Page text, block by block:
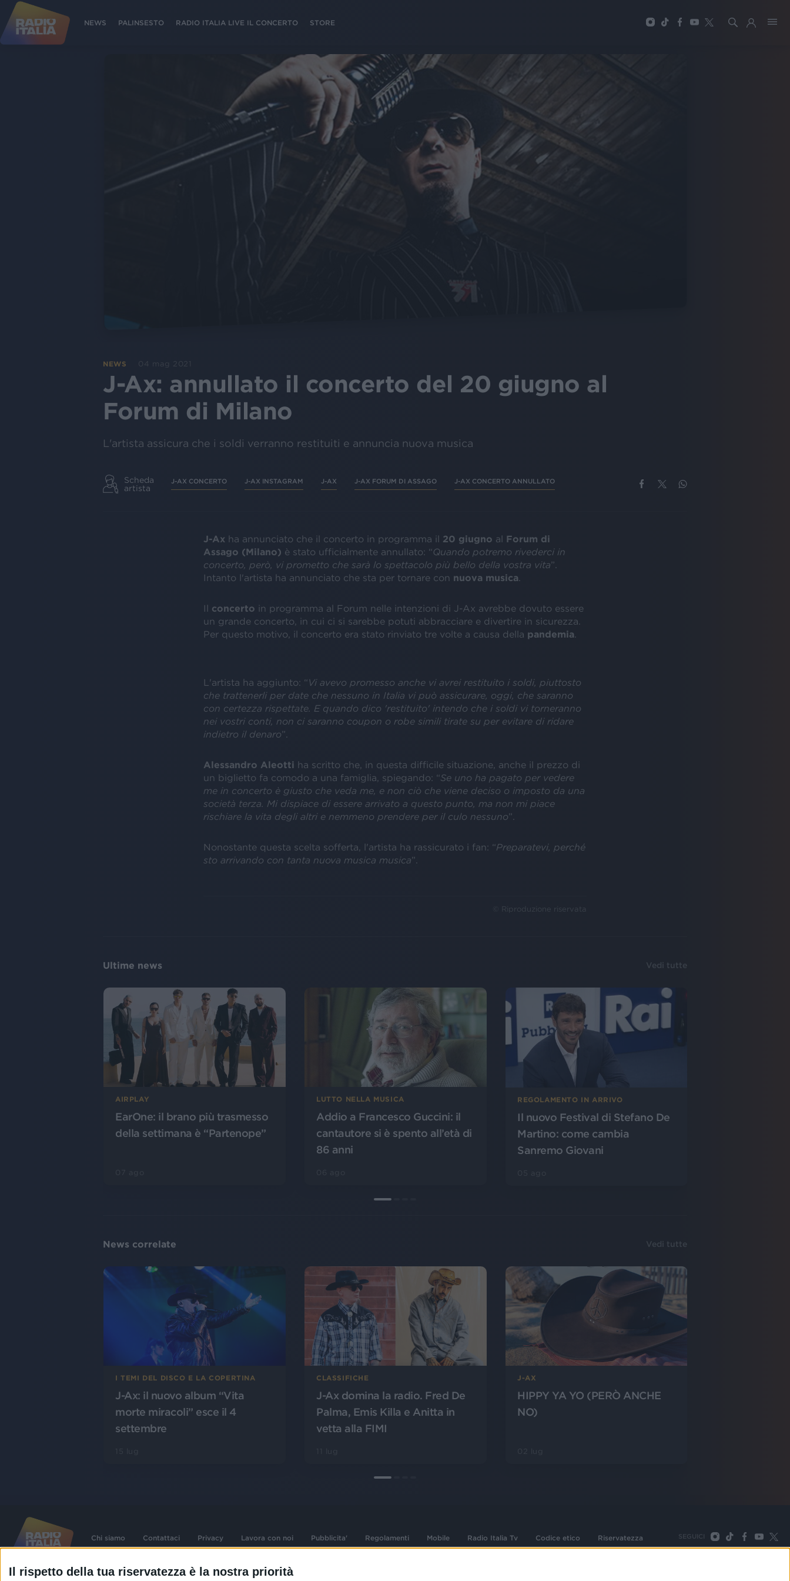
Il rispetto della tua riservatezza è la nostra priorità
NEWS PALINSESTO RADIO ITALIA LIVE IL CONCERTO STORE
NEWS 04 mag 2021
J-Ax: annullato il concerto del 20 giugno al
Forum di Milano
L'artista assicura che i soldi verranno restituiti e annuncia nuova musica
Scheda
artista
J-AX CONCERTO J-AX INSTAGRAM J-AX J-AX FORUM DI ASSAGO J-AX CONCERTO ANNULLATO
J-Ax ha annunciato che il concerto in programma il 20 giugno al Forum di
Assago (Milano) è stato ufficialmente annullato: “Quando potremo rivederci in
concerto, però, vi prometto che sarà lo spettacolo più bello della vostra vita”.
Intanto l'artista ha annunciato che sta per tornare con nuova musica
Il concerto in programma al Forum nelle intenzioni di J-Ax avrebbe dovuto essere
un grande concerto, in cui ci si sarebbe potuti abbracciare e divertire in sicurezza.
Per questo motivo, il concerto era stato rinviato tre volte a causa della pandemia
L'artista ha aggiunto: “Vi avevo promesso anche vi avrei restituito i soldi, piuttosto
che trattenerli per date che nessuno in Italia vi può assicurare, oggi, che saranno
con certezza rispettate. E quando dico 'restituito' intendo che i soldi vi torneranno
nei vostri conti, non ci saranno coupon o robe simili tirate su per evitare di ridare
indietro il denaro”.
Alessandro Aleotti ha scritto che, in questa difficile situazione, anche il prezzo di
un biglietto fa comodo a una famiglia, spiegando: “Se uno ha pagato per vedere
me in concerto è giusto che veda me, e non ciò che viene deciso o imposto da una
società terza. Mi dispiace di essere arrivato a questo punto, ma non mi piace
rischiare la vita degli altri e nemmeno prendere per il culo nessuno”.
Nonostante questa scelta sofferta, l'artista ha rassicurato i fan: “Preparatevi, perché
sto arrivando con tanta nuova musica musica”.
© Riproduzione riservata
Ultime news Vedi tutte
AIRPLAY
EarOne: il brano più trasmesso
della settimana è “Partenope”
LUTTO NELLA MUSICA
Addio a Francesco Guccini: il
cantautore si è spento all’età di
86 anni
REGOLAMENTO IN ARRIVO
Il nuovo Festival di Stefano De
Martino: come cambia
Sanremo Giovani
News correlate Vedi tutte
I TEMI DEL DISCO E LA COPERTINA
J-Ax: il nuovo album “Vita
morte miracoli” esce il 4
settembre
CLASSIFICHE
J-Ax domina la radio. Fred De
Palma, Emis Killa e Anitta in
vetta alla FIMI
J-AX
HIPPY YA YO (PERÒ ANCHE
NO)
Chi siamo Contattaci Privacy Lavora con noi Pubblicita' Regolamenti Mobile Radio Italia Tv Codice etico Riservatezza SEGUICI